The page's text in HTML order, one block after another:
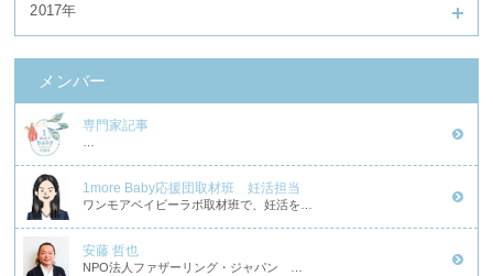
2017年
メンバー
専門家記事
1more Baby応援団取材班 妊活担当
ワンモアベイビーラボ取材班で、妊活を…
安藤 哲也
NPO法人ファザーリング・ジャパン …